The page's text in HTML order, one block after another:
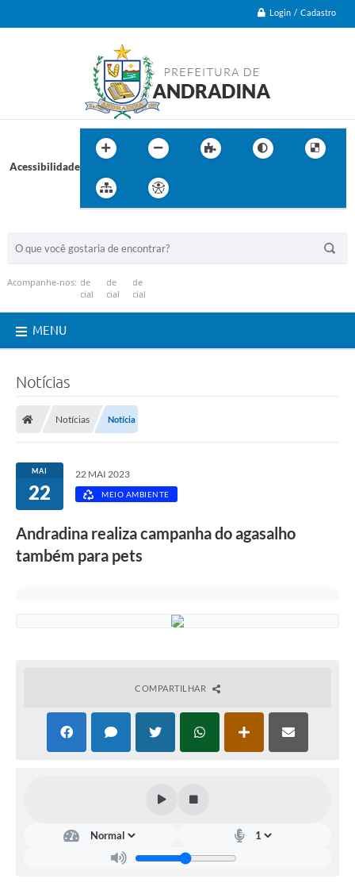
Login / Cadastro
Acessibilidade
Acompanhe-nos:
MENU
Notícias
Notícias Notícia
MAI
22
22 MAI 2023
MEIO AMBIENTE
Andradina realiza campanha do agasalho
também para pets
COMPARTILHAR